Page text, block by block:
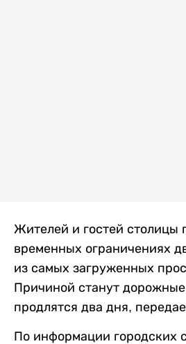
Жителей и гостей столицы
временных ограничениях
из самых загруженных
Причиной станут
продлятся два дня,
По информации городских